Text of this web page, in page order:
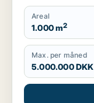
Areal
1.000 m2
Max. per måned
5.000.000 DKK